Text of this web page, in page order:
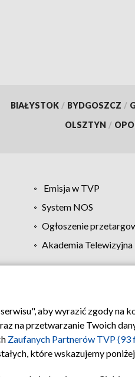
BIAŁYSTOK / BYDGOSZCZ /
OLSZTYN /
Emisja w TVP
System NOS
Ogłoszenie
Akademia Telewizyjna
Regulamin TVP
aby wyrazić zgody na
na przetwarzanie Twoich
Zaufanych Partnerów TVP (93
które wskazujemy